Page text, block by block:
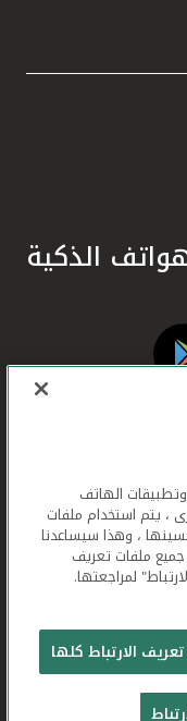
© 2026
عندما تستخدم ,kfh.com, kfhonline.com وتطبيقات الهاتف
، يتم استخدام ملفات
، وهذا سيساعدنا
ملفات تعريف
لمراجعتها.
الارتباط كلها